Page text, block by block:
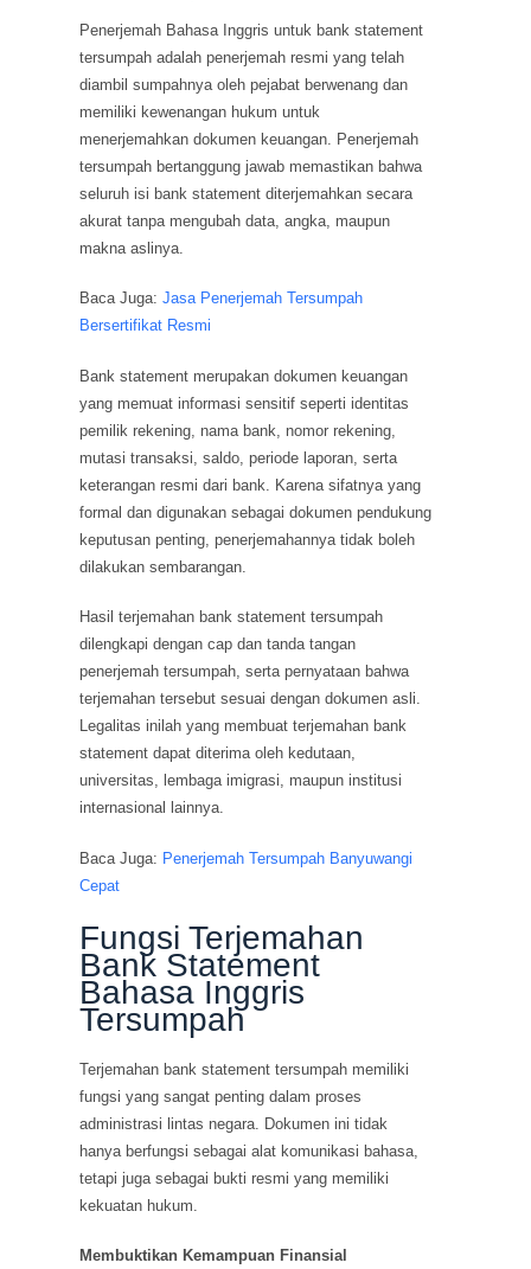
Penerjemah Bahasa Inggris untuk bank statement
tersumpah adalah penerjemah resmi yang telah
diambil sumpahnya oleh pejabat berwenang dan
memiliki kewenangan hukum untuk
menerjemahkan dokumen keuangan. Penerjemah
tersumpah bertanggung jawab memastikan bahwa
seluruh isi bank statement diterjemahkan secara
akurat tanpa mengubah data, angka, maupun
makna aslinya.
Baca Juga:Jasa Penerjemah Tersumpah
Bersertifikat Resmi
Bank statement merupakan dokumen keuangan
yang memuat informasi sensitif seperti identitas
pemilik rekening, nama bank, nomor rekening,
mutasi transaksi, saldo, periode laporan, serta
keterangan resmi dari bank. Karena sifatnya yang
formal dan digunakan sebagai dokumen pendukung
keputusan penting, penerjemahannya tidak boleh
dilakukan sembarangan.
Hasil terjemahan bank statement tersumpah
dilengkapi dengan cap dan tanda tangan
penerjemah tersumpah, serta pernyataan bahwa
terjemahan tersebut sesuai dengan dokumen asli.
Legalitas inilah yang membuat terjemahan bank
statement dapat diterima oleh kedutaan,
universitas, lembaga imigrasi, maupun institusi
internasional lainnya.
Baca Juga: Penerjemah Tersumpah Banyuwangi
Cepat
Fungsi Terjemahan
Bank Statement
Bahasa Inggris
Tersumpah
Terjemahan bank statement tersumpah memiliki
fungsi yang sangat penting dalam proses
administrasi lintas negara. Dokumen ini tidak
hanya berfungsi sebagai alat komunikasi bahasa,
tetapi juga sebagai bukti resmi yang memiliki
kekuatan hukum.
Membuktikan Kemampuan Finansial